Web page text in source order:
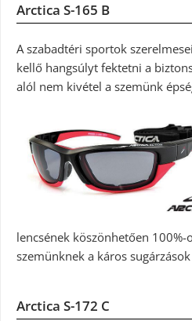
Arctica S-165 B
A szabadtéri sportok
kellő hangsúlyt fektetni a
alól nem kivétel a szemünk
lencsének köszönhetően
szemünknek a káros
Arctica S-172 C